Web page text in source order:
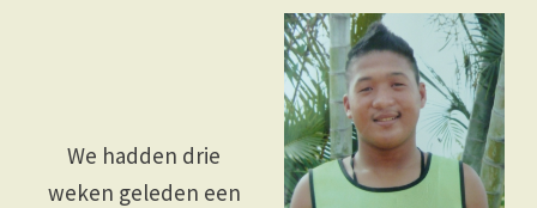
We hadden drie
weken geleden een